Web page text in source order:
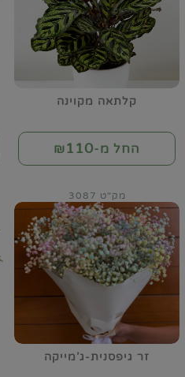
קלתאה מקוינה
החל מ-₪110
זר גיפסנית-ג'מייקה
מק"ט 3087